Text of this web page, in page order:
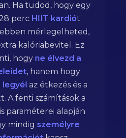
Ha tudod, hogy egy
28 perc HIIT kardiót
mérlegelheted,
kalóriabevitel. Ez
hogy ne élvezd a
, hanem hogy
legyél az étkezés és a
A fenti számítások a
paraméterei alapján
mindig személyre